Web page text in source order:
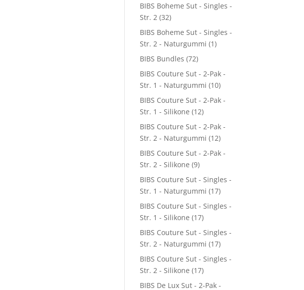
BIBS Boheme Sut - Singles -
Str. 2 (32)
BIBS Boheme Sut - Singles -
Str. 2 - Naturgummi (1)
BIBS Bundles (72)
BIBS Couture Sut - 2-Pak -
Str. 1 - Naturgummi (10)
BIBS Couture Sut - 2-Pak -
Str. 1 - Silikone (12)
BIBS Couture Sut - 2-Pak -
Str. 2 - Naturgummi (12)
BIBS Couture Sut - 2-Pak -
Str. 2 - Silikone (9)
BIBS Couture Sut - Singles -
Str. 1 - Naturgummi (17)
BIBS Couture Sut - Singles -
Str. 1 - Silikone (17)
BIBS Couture Sut - Singles -
Str. 2 - Naturgummi (17)
BIBS Couture Sut - Singles -
Str. 2 - Silikone (17)
BIBS De Lux Sut - 2-Pak -